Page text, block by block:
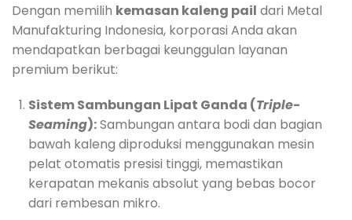
Dengan memilih kemasan kaleng pail dari Metal
Manufakturing Indonesia, korporasi Anda akan
mendapatkan berbagai keunggulan layanan
premium berikut:
Sistem Sambungan Lipat Ganda (Triple-
Seaming):Sambungan antara bodi dan bagian
bawah kaleng diproduksi menggunakan mesin
pelat otomatis presisi tinggi, memastikan
kerapatan mekanis absolut yang bebas bocor
dari rembesan mikro.